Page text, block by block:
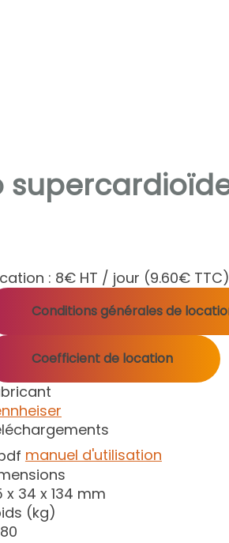
: 8€ HT / jour (9.60€ TTC)
Conditions générales de
Coefficient de location
manuel d'utilisation
x 34 x 134 mm
(kg)